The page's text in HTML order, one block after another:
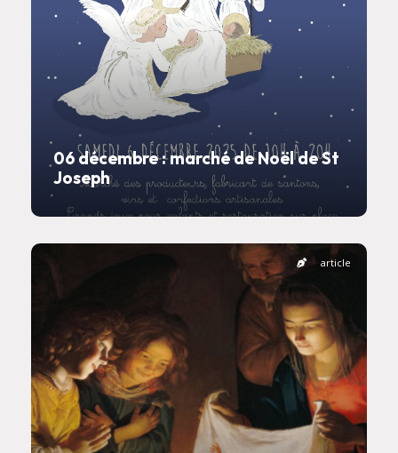
06 décembre : marché de Noël de St
Joseph
article